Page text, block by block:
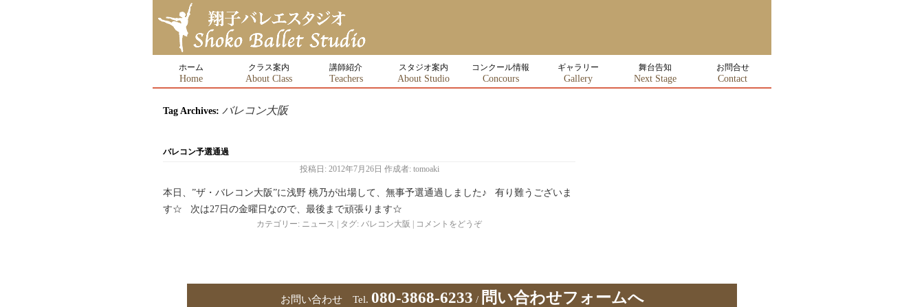
ホーム
Home
クラス案内
About Class
講師紹介
Teachers
スタジオ案内
About Studio
コンクール情報
Concours
ギャラリー
Gallery
舞台告知
Next Stage
お問合せ
Contact
Tag Archives: バレコン大阪
バレコン予選通過
投稿日: 2012年7月26日 作成者: tomoaki
本日、”ザ・バレコン大阪”に浅野 桃乃が出場して、無事予選通過しました♪ 有り難うございま
す☆ 次は27日の金曜日なので、最後まで頑張ります☆
カテゴリー: ニュース タグ: バレコン大阪 コメントをどうぞ
お問い合わせ Tel. 080-3868-6233 / 問い合わせフォームへ